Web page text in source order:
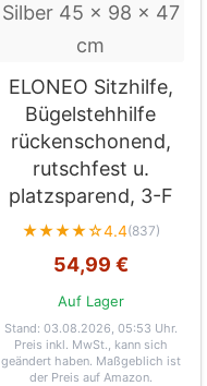
ELONEO Sitzhilfe,
Bügelstehhilfe
rückenschonend,
rutschfest u.
platzsparend, 3-F
★★★★☆4.4(837)
54,99 €
Auf Lager
Stand: 03.08.2026, 05:53 Uhr.
Preis inkl. MwSt., kann sich
geändert haben. Maßgeblich ist
der Preis auf Amazon.